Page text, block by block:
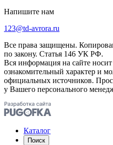
Напишите нам
123@td-avrora.ru
Все права защищены.
по закону. Статья 146 УК РФ.
Вся информация на сайте
ознакомительный характер и
официальных источников.
у Вашего персонального
Каталог
Поиск